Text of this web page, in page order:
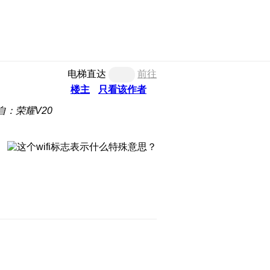
电梯直达
前往
楼主
只看该作者
：荣耀V20